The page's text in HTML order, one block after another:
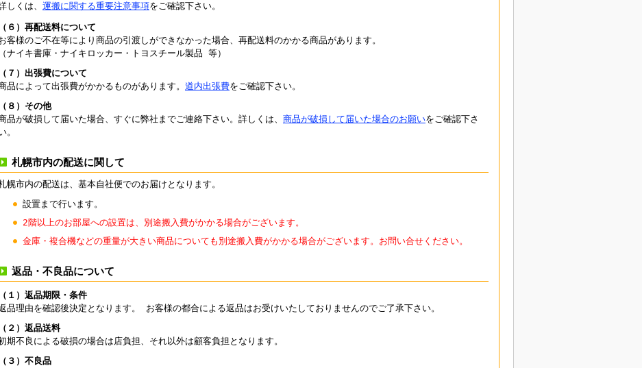
しくは、 運搬に関する重要注意事項をご確認下さい。
（６）再配送料について
客様のご不在等により商品の引渡しができなかった場合、再配送料のかかる商品があります。
（ナイキ書庫・ナイキロッカー・トヨスチール製品 等）
（７）出張費について
品によって出張費がかかるものがあります。 道内出張費をご確認下さい。
（８）その他
品が破損して届いた場合、すぐに弊社までご連絡下さい。詳しくは、 商品が破損して届いた場合のお願いをご確認下さ
。
札幌市内の配送に関して
幌市内の配送は、基本自社便でのお届けとなります。
設置まで行います。
2階以上のお部屋への設置は、別途搬入費がかかる場合がございます。
金庫・複合機などの重量が大きい商品についても別途搬入費がかかる場合がございます。お問い合せください。
返品・不良品について
（１）返品期限・条件
品理由を確認後決定となります。 お客様の都合による返品はお受けいたしておりませんのでご了承下さい。
（２）返品送料
期不良による破損の場合は店負担、それ以外は顧客負担となります。
（３）不良品